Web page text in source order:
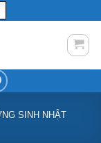
SINH NHẬT